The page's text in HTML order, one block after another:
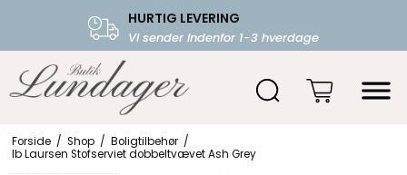
HURTIG LEVERING
Vi sender indenfor 1-3 hverdage
FRI FRAGT OVER 599.-
Starter fra 39,-
Forside / Shop / Boligtilbehør /
Ib Laursen Stofserviet dobbeltvævet Ash Grey